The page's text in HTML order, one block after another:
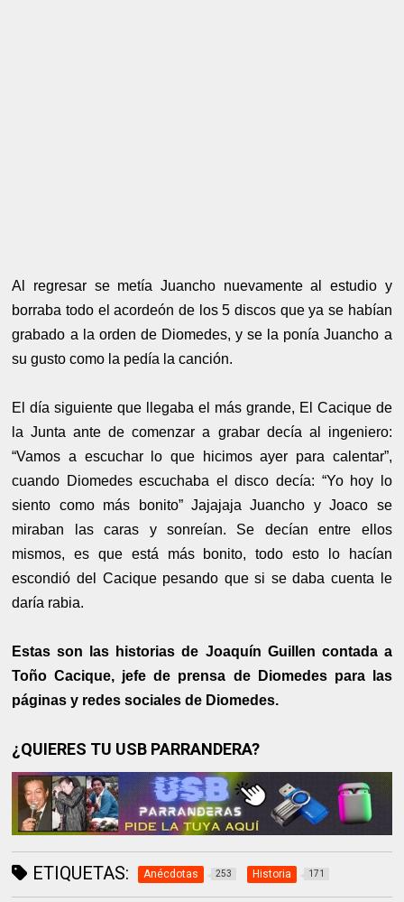
Al regresar se metía Juancho nuevamente al estudio y
borraba todo el acordeón de los 5 discos que ya se habían
grabado a la orden de Diomedes, y se la ponía Juancho a
su gusto como la pedía la canción.
El día siguiente que llegaba el más grande, El Cacique de
la Junta ante de comenzar a grabar decía al ingeniero:
“Vamos a escuchar lo que hicimos ayer para calentar”,
cuando Diomedes escuchaba el disco decía: “Yo hoy lo
siento como más bonito” Jajajaja Juancho y Joaco se
miraban las caras y sonreían. Se decían entre ellos
mismos, es que está más bonito, todo esto lo hacían
escondió del Cacique pesando que si se daba cuenta le
daría rabia.
Estas son las historias de Joaquín Guillen contada a
Toño Cacique, jefe de prensa de Diomedes para las
páginas y redes sociales de Diomedes.
¿QUIERES TU USB PARRANDERA?
ETIQUETAS: Anécdotas 253 Historia 171